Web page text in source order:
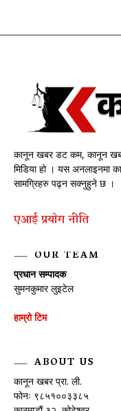
कानून खबर डट कम, कानून खबर
मिडिया हो । यस अनलाइनमा
सामग्रिहरु पढ्न सक्नुहुने छ ।
एआई प्रयाेग नीति
OUR TEAM
प्रधान सम्पादक
सुमनकुमार लुइटेल
हाम्रो टिम
ABOUT US
कानून खबर प्रा. ली.
फोनः ९८५१००३३८५